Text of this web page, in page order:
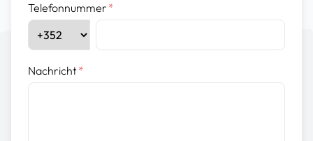
Telefonnummer *
Nachricht*